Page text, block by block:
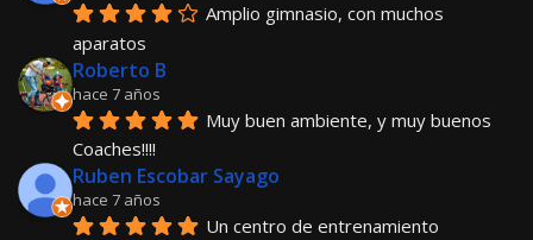
Amplio gimnasio, con muchos
aparatos
Roberto B
hace 7 años
Muy buen ambiente, y muy buenos
Coaches!!!!
Ruben Escobar Sayago
hace 7 años
Un centro de entrenamiento